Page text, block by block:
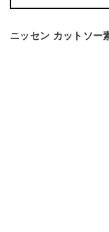
ニッセン カットソー